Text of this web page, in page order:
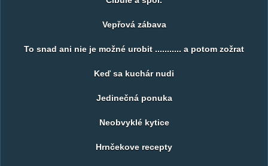
Vepřová zábava
To snad ani nie je možné urobit ........... a potom zožrat
Keď sa kuchár nudi
Jedinečná ponuka
Neobvyklé kytice
Hrnčekove recepty